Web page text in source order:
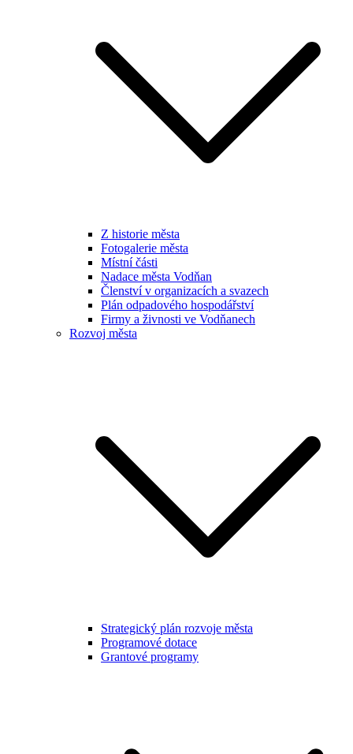
Z historie města
Fotogalerie města
Místní části
Nadace města Vodňan
Členství v organizacích a svazech
Plán odpadového hospodářství
Firmy a živnosti ve Vodňanech
Rozvoj města
Strategický plán rozvoje města
Programové dotace
Grantové programy